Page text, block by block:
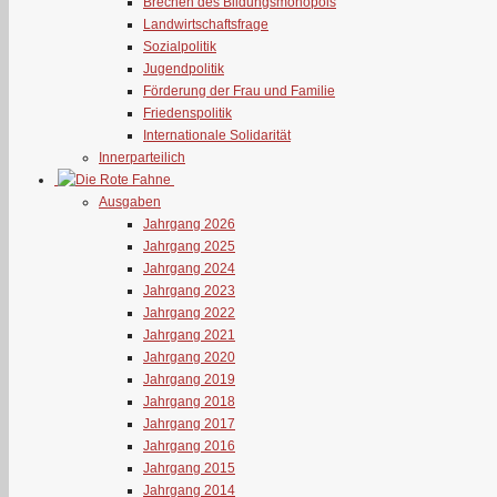
Landwirtschaftsfrage
Sozialpolitik
Jugendpolitik
Förderung der Frau und Familie
Friedenspolitik
Internationale Solidarität
Innerparteilich
Ausgaben
Jahrgang 2026
Jahrgang 2025
Jahrgang 2024
Jahrgang 2023
Jahrgang 2022
Jahrgang 2021
Jahrgang 2020
Jahrgang 2019
Jahrgang 2018
Jahrgang 2017
Jahrgang 2016
Jahrgang 2015
Jahrgang 2014